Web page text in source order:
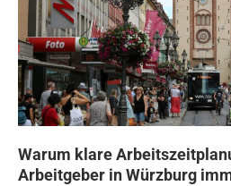
Warum klare
Arbeitgeber in Würzburg